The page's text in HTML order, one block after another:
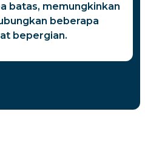
batas, memungkinkan
beberapa
bepergian.